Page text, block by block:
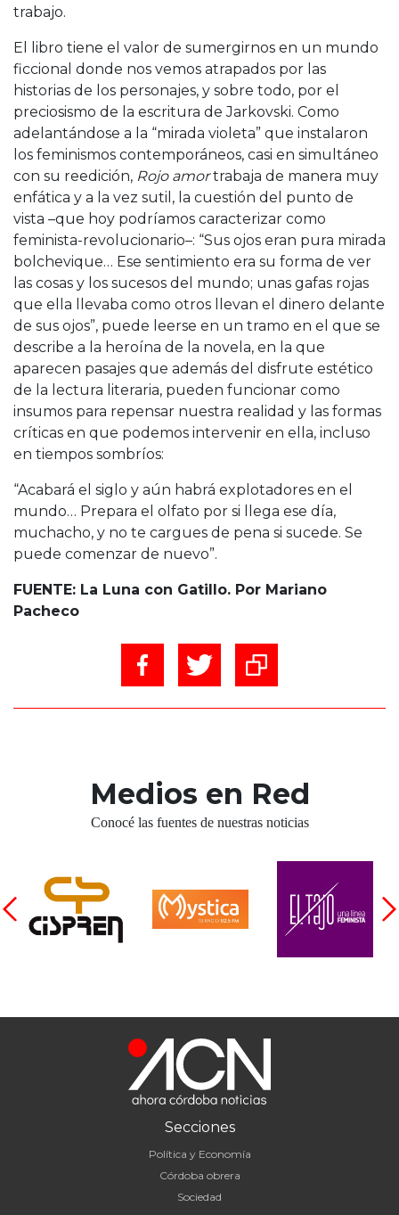
trabajo.
El libro tiene el valor de sumergirnos en un mundo
ficcional donde nos vemos atrapados por las
historias de los personajes, y sobre todo, por el
preciosismo de la escritura de Jarkovski. Como
adelantándose a la “mirada violeta” que instalaron
los feminismos contemporáneos, casi en simultáneo
con su reedición, Rojo amortrabaja de manera muy
enfática y a la vez sutil, la cuestión del punto de
vista –que hoy podríamos caracterizar como
feminista-revolucionario–: “Sus ojos eran pura mirada
bolchevique… Ese sentimiento era su forma de ver
las cosas y los sucesos del mundo; unas gafas rojas
que ella llevaba como otros llevan el dinero delante
de sus ojos”, puede leerse en un tramo en el que se
describe a la heroína de la novela, en la que
aparecen pasajes que además del disfrute estético
de la lectura literaria, pueden funcionar como
insumos para repensar nuestra realidad y las formas
críticas en que podemos intervenir en ella, incluso
en tiempos sombríos:
“Acabará el siglo y aún habrá explotadores en el
mundo… Prepara el olfato por si llega ese día,
muchacho, y no te cargues de pena si sucede. Se
puede comenzar de nuevo”.
FUENTE: La Luna con Gatillo. Por Mariano
Pacheco
Medios en Red
Conocé las fuentes de nuestras noticias
Secciones
Política y Economía
Córdoba obrera
Sociedad